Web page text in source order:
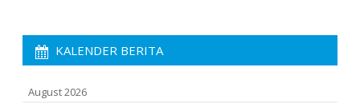
KALENDER BERITA
August 2026